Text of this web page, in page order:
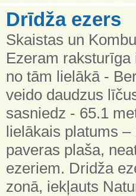
Drīdža ezers
Skaistas un
Ezeram
no tām lielākā -
veido daudzus
sasniedz - 65.1
lielākais platums
paveras plaša,
ezeriem. Dridža
zonā, iekļauts